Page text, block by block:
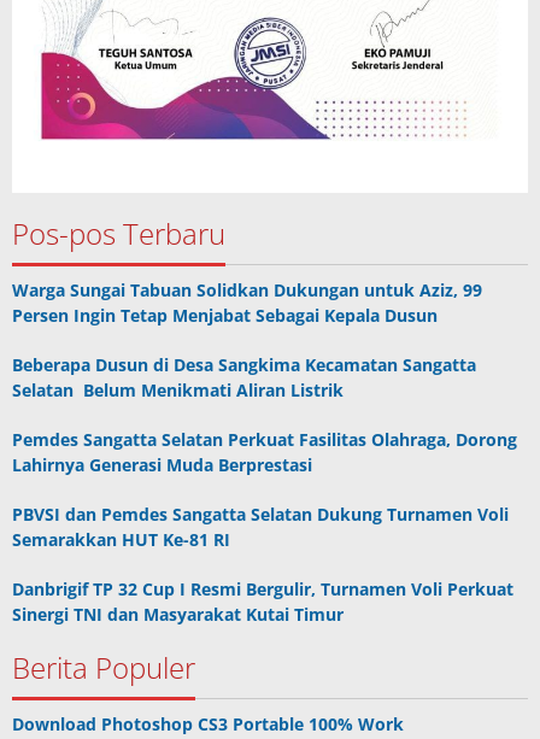
Pos-pos Terbaru
Warga Sungai Tabuan Solidkan Dukungan untuk Aziz, 99
Persen Ingin Tetap Menjabat Sebagai Kepala Dusun
Beberapa Dusun di Desa Sangkima Kecamatan Sangatta
Selatan Belum Menikmati Aliran Listrik
Pemdes Sangatta Selatan Perkuat Fasilitas Olahraga, Dorong
Lahirnya Generasi Muda Berprestasi
PBVSI dan Pemdes Sangatta Selatan Dukung Turnamen Voli
Semarakkan HUT Ke-81 RI
Danbrigif TP 32 Cup I Resmi Bergulir, Turnamen Voli Perkuat
Sinergi TNI dan Masyarakat Kutai Timur
Berita Populer
Download Photoshop CS3 Portable 100% Work